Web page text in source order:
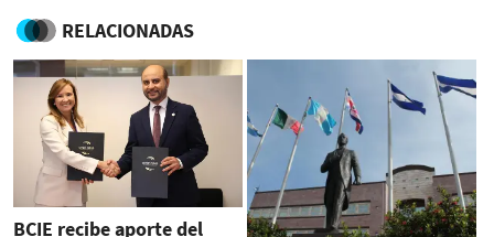
RELACIONADAS
BCIE recibe aporte del